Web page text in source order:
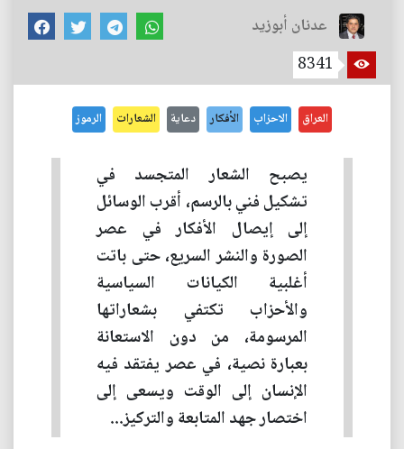
عدنان أبوزيد
8341
العراق الاحزاب الأفكار دعاية الشعارات الرموز
يصبح الشعار المتجسد في
تشكيل فني بالرسم، أقرب الوسائل
إلى إيصال الأفكار في عصر
الصورة والنشر السريع، حتى باتت
أغلبية الكيانات السياسية
والأحزاب تكتفي بشعاراتها
المرسومة، من دون الاستعانة
بعبارة نصية، في عصر يفتقد فيه
الإنسان إلى الوقت ويسعى إلى
اختصار جهد المتابعة والتركيز...